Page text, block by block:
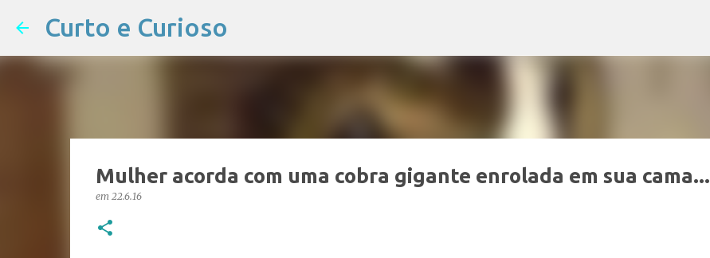
Curto e Curioso
Mulher acorda com uma cobra gigante enrolada em sua cama...
em 22.6.16